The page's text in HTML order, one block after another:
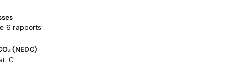
6 rapports
(NEDC)
C